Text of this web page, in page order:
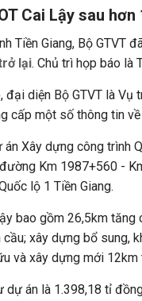
Cai Lậy sau
Tiền Giang, Bộ GTVT
lại. Chủ trì họp báo là
đại diện Bộ GTVT là
cấp một số thông tin
án Xây dựng công trình
Km 1987+560 -
lộ 1 Tiền Giang.
bao gồm 26,5km
xây dựng bổ sung,
và xây dựng mới 12km
dự án là 1.398,18 tỉ